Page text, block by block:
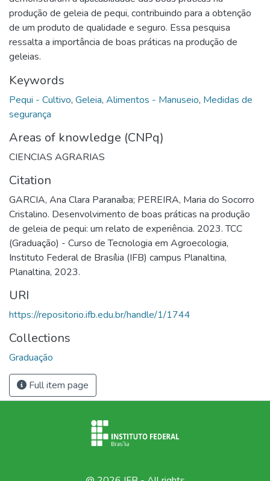
produção de geleia de pequi, contribuindo para a obtenção
de um produto de qualidade e seguro. Essa pesquisa
ressalta a importância de boas práticas na produção de
geleias.
Keywords
Pequi - Cultivo, Geleia, Alimentos - Manuseio, Medidas de
segurança
Areas of knowledge (CNPq)
CIENCIAS AGRARIAS
Citation
GARCIA, Ana Clara Paranaíba; PEREIRA, Maria do Socorro
Cristalino. Desenvolvimento de boas práticas na produção
de geleia de pequi: um relato de experiência. 2023. TCC
(Graduação) - Curso de Tecnologia em Agroecologia,
Instituto Federal de Brasília (IFB) campus Planaltina,
Planaltina, 2023.
URI
https://repositorio.ifb.edu.br/handle/1/1744
Collections
Graduação
Full item page